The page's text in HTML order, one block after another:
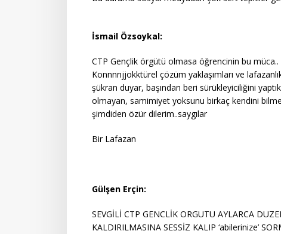
İsmail Özsoykal:
CTP Gençlik örgütü olmasa öğrencinin bu müca..
Konnnnjjokktürel çözüm yaklaşımları ve
şükran duyar, başından beri sürükleyiciliğini
olmayan, samimiyet yoksunu birkaç kendini
şimdiden özür dilerim..saygılar
Bir Lafazan
Gülşen Erçin:
SEVGİLİ CTP GENCLİK ORGUTU AYLARCA
KALDIRILMASINA SESSİZ KALIP ‘abilerinize’